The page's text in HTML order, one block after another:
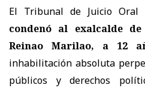
El Tribunal de Juicio
condenó al exalcalde
Reinao Marilao, a 12
inhabilitación absoluta
públicos y derechos